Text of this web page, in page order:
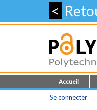
<
Accueil
Se connecter